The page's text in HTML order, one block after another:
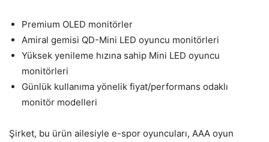
Premium OLED monitörler
Amiral gemisi QD-Mini LED oyuncu monitörleri
Yüksek yenileme hızına sahip Mini LED oyuncu
monitörleri
Günlük kullanıma yönelik fiyat/performans odaklı
monitör modelleri
Şirket, bu ürün ailesiyle e-spor oyuncuları, AAA oyun